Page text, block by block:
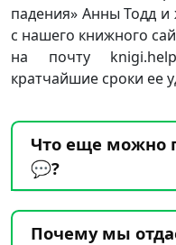
падения» Анны Тодд
с нашего книжного
на почту
кратчайшие сроки ее
Что еще можно
💬?
Почему мы